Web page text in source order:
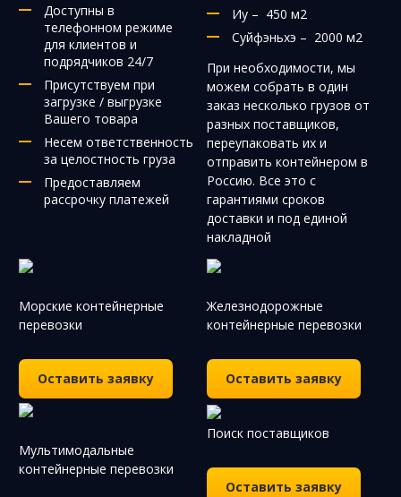
Доступны в
телефонном режиме
для клиентов и
подрядчиков 24/7
Присутствуем при
загрузке / выгрузке
Вашего товара
Несем ответственность
за целостность груза
Предоставляем
рассрочку платежей
Иу – 450 м2
Суйфэньхэ – 2000 м2
При необходимости, мы
можем собрать в один
заказ несколько грузов от
разных поставщиков,
переупаковать их и
отправить контейнером в
Россию. Все это с
гарантиями сроков
доставки и под единой
накладной
Морские контейнерные
перевозки
Оставить заявку
Железнодорожные
контейнерные перевозки
Оставить заявку
Мультимодальные
контейнерные перевозки
Поиск поставщиков
Оставить заявку